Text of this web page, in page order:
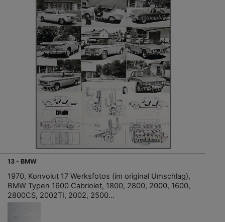
13 - BMW
1970, Konvolut 17 Werksfotos (im original Umschlag),
BMW Typen 1600 Cabriolet, 1800, 2800, 2000, 1600,
2800CS, 2002TI, 2002, 2500...